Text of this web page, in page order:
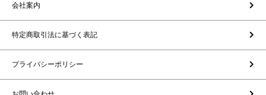
会社案内
特定商取引法に基づく表記
プライバシーポリシー